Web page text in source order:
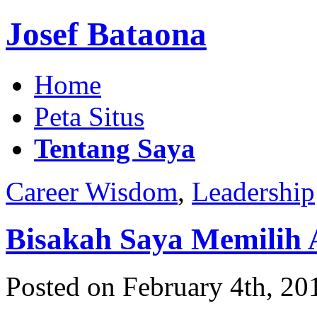
Josef Bataona
Home
Peta Situs
Tentang Saya
Career Wisdom, Leadership
Bisakah Saya Memilih
Posted on February 4th,